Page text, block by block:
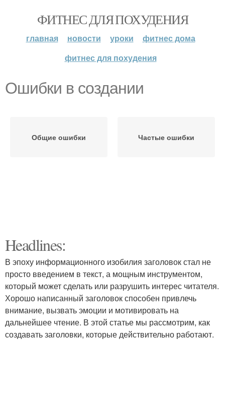
ФИТНЕС ДЛЯ ПОХУДЕНИЯ
главная новости уроки
фитнес дома
фитнес для похудения
Ошибки в создании
Общие ошибки Частые ошибки
Headlines:
В эпоху информационного изобилия заголовок стал не
просто введением в текст, а мощным инструментом,
который может сделать или разрушить интерес читателя.
Хорошо написанный заголовок способен привлечь
внимание, вызвать эмоции и мотивировать на
дальнейшее чтение. В этой статье мы рассмотрим, как
создавать заголовки, которые действительно работают.